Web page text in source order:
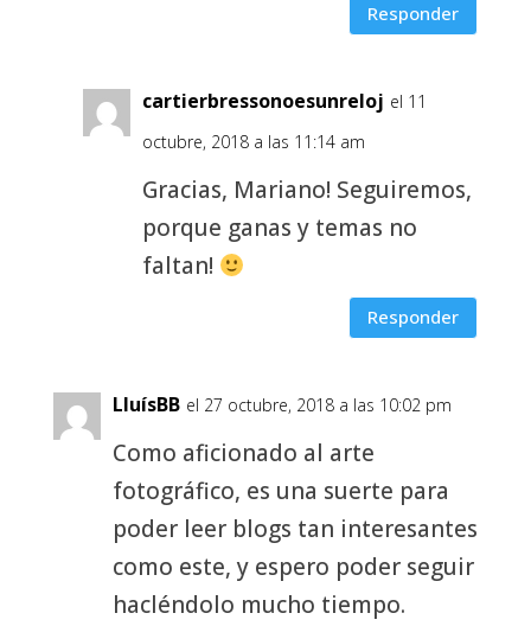
Responder
cartierbressonoesunreloj el 11
octubre, 2018 a las 11:14 am
Gracias, Mariano! Seguiremos,
porque ganas y temas no
faltan!
Responder
LluísBB el 27 octubre, 2018 a las 10:02 pm
Como aficionado al arte
fotográfico, es una suerte para
poder leer blogs tan interesantes
como este, y espero poder seguir
hacléndolo mucho tiempo.